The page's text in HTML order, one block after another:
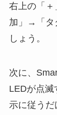
右上の「＋
加」→「タ
しょう。
次に、
LEDが点滅
示に従う